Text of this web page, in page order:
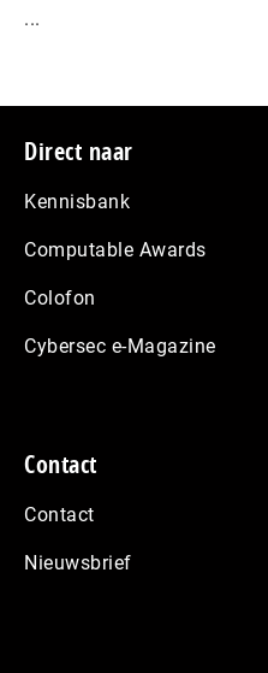
...
Footer
Direct naar
Kennisbank
Computable Awards
Colofon
Cybersec e-Magazine
Contact
Contact
Nieuwsbrief